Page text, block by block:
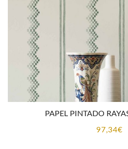
PAPEL PINTADO
97,34€